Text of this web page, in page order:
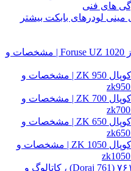
های فنی
مینی لودرهای بابکت بیشتر
مینی لودر فوریوز Foruse UZ 1020 | مشخصات و
مینی لودر زرین کوپال ZK 950 | مشخصات و
مینی لودر زرین کوپال ZK 700 | مشخصات و
مینی لودر زرین کوپال ZK 650 | مشخصات و
مینی لودر زرین کوپال ZK 1050 | مشخصات و
مینی لودر دراج ۷۶۱ (Doraj 761) ، کاتالوگ و